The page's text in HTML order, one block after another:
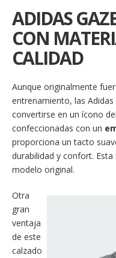
ADIDAS
CON
CALIDAD
Aunque originalmente
entrenamiento, las
convertirse en un ícono
confeccionadas con un
proporciona un tacto
durabilidad y confort.
modelo original.
Otra
gran
ventaja
de este
calzado